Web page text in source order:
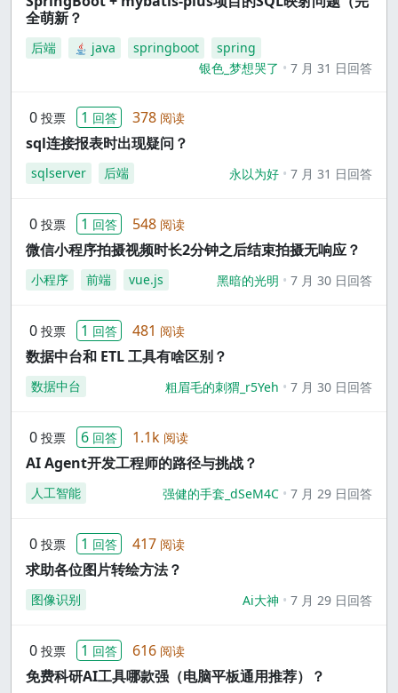
全萌新？
后端 java springboot
spring
银色_梦想哭了
7 月 31 日回答
0 投票 1 回答 378 阅读
sql连接报表时出现疑问？
sqlserver 后端 永以为好 7 月 31 日回答
0 投票 1 回答 548 阅读
微信小程序拍摄视频时长2分钟之后结束拍摄无响应？
小程序 前端 vue.js 黑暗的光明 7 月 30 日回答
0 投票 1 回答 481 阅读
数据中台和 ETL 工具有啥区别？
数据中台 粗眉毛的刺猬_r5Yeh 7 月 30 日回答
0 投票 6 回答 1.1k 阅读
AI Agent开发工程师的路径与挑战？
人工智能 强健的手套_dSeM4C 7 月 29 日回答
0 投票 1 回答 417 阅读
求助各位图片转绘方法？
图像识别 Ai大神 7 月 29 日回答
0 投票 1 回答 616 阅读
免费科研AI工具哪款强（电脑平板通用推荐）？